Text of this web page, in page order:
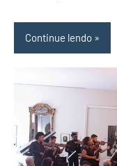
Continue lendo